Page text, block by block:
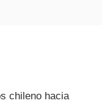
chileno hacia